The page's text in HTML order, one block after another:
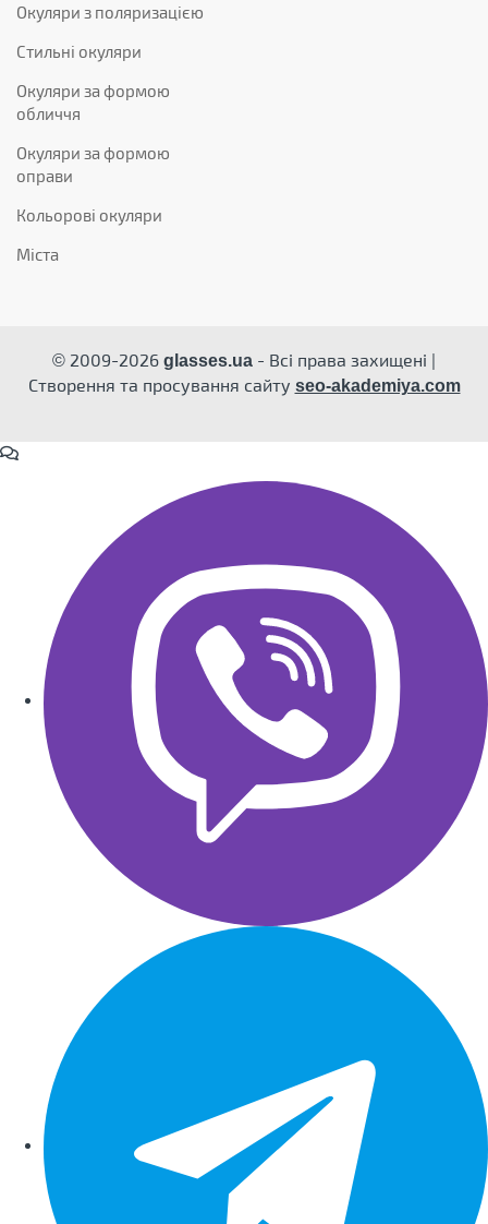
Окуляри з поляризацією
Стильні окуляри
Окуляри за формою
обличчя
Окуляри за формою
оправи
Кольорові окуляри
Міста
© 2009-2026 glasses.ua - Всі права захищені |
Створення та просування сайту seo-akademiya.com